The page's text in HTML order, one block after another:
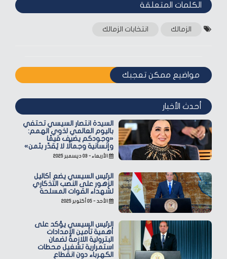
الكلمات المتعلقة‎
الزمالك انتخابات الزمالك
مواضيع ممكن تعجبك
أحدث الأخبار
السيدة انتصار السيسي تحتفي
باليوم العالمي لذوي الهمم:
«وجودكم يضيف قيمًا
وإنسانية وجمالًا لا يُقدّر بثمن»
الأربعاء - ٠٣ ديسمبر ٢٠٢٥
الرئيس السيسي يضع أكاليل
الزهور على النصب التذكاري
لشهداء القوات المسلحة
الأحد - ٠٥ أكتوبر ٢٠٢٥
الرئيس السيسي يؤكد على
أهمية تأمين الإمدادات
البترولية اللازمة لضمان
استمرارية تشغيل محطات
الكهرباء دون انقطاع